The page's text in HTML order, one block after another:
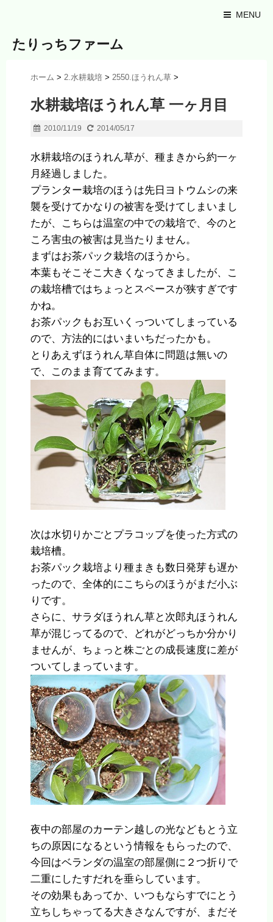
MENU
たりっちファーム
ホーム > 2.水耕栽培 > 2550.ほうれん草 >
水耕栽培ほうれん草 一ヶ月目
2010/11/19 2014/05/17
水耕栽培のほうれん草が、種まきから約一ヶ
月経過しました。
プランター栽培のほうは先日ヨトウムシの来
襲を受けてかなりの被害を受けてしまいまし
たが、こちらは温室の中での栽培で、今のと
ころ害虫の被害は見当たりません。
まずはお茶パック栽培のほうから。
本葉もそこそこ大きくなってきましたが、こ
の栽培槽ではちょっとスペースが狭すぎです
かね。
お茶パックもお互いくっついてしまっている
ので、方法的にはいまいちだったかも。
とりあえずほうれん草自体に問題は無いの
で、このまま育ててみます。
次は水切りかごとプラコップを使った方式の
栽培槽。
お茶パック栽培より種まきも数日発芽も遅か
ったので、全体的にこちらのほうがまだ小ぶ
りです。
さらに、サラダほうれん草と次郎丸ほうれん
草が混じってるので、どれがどっちか分かり
ませんが、ちょっと株ごとの成長速度に差が
ついてしまっています。
夜中の部屋のカーテン越しの光などもとう立
ちの原因になるという情報をもらったので、
今回はベランダの温室の部屋側に２つ折りで
二重にしたすだれを垂らしています。
その効果もあってか、いつもならすでにとう
立ちしちゃってる大きさなんですが、まだそ